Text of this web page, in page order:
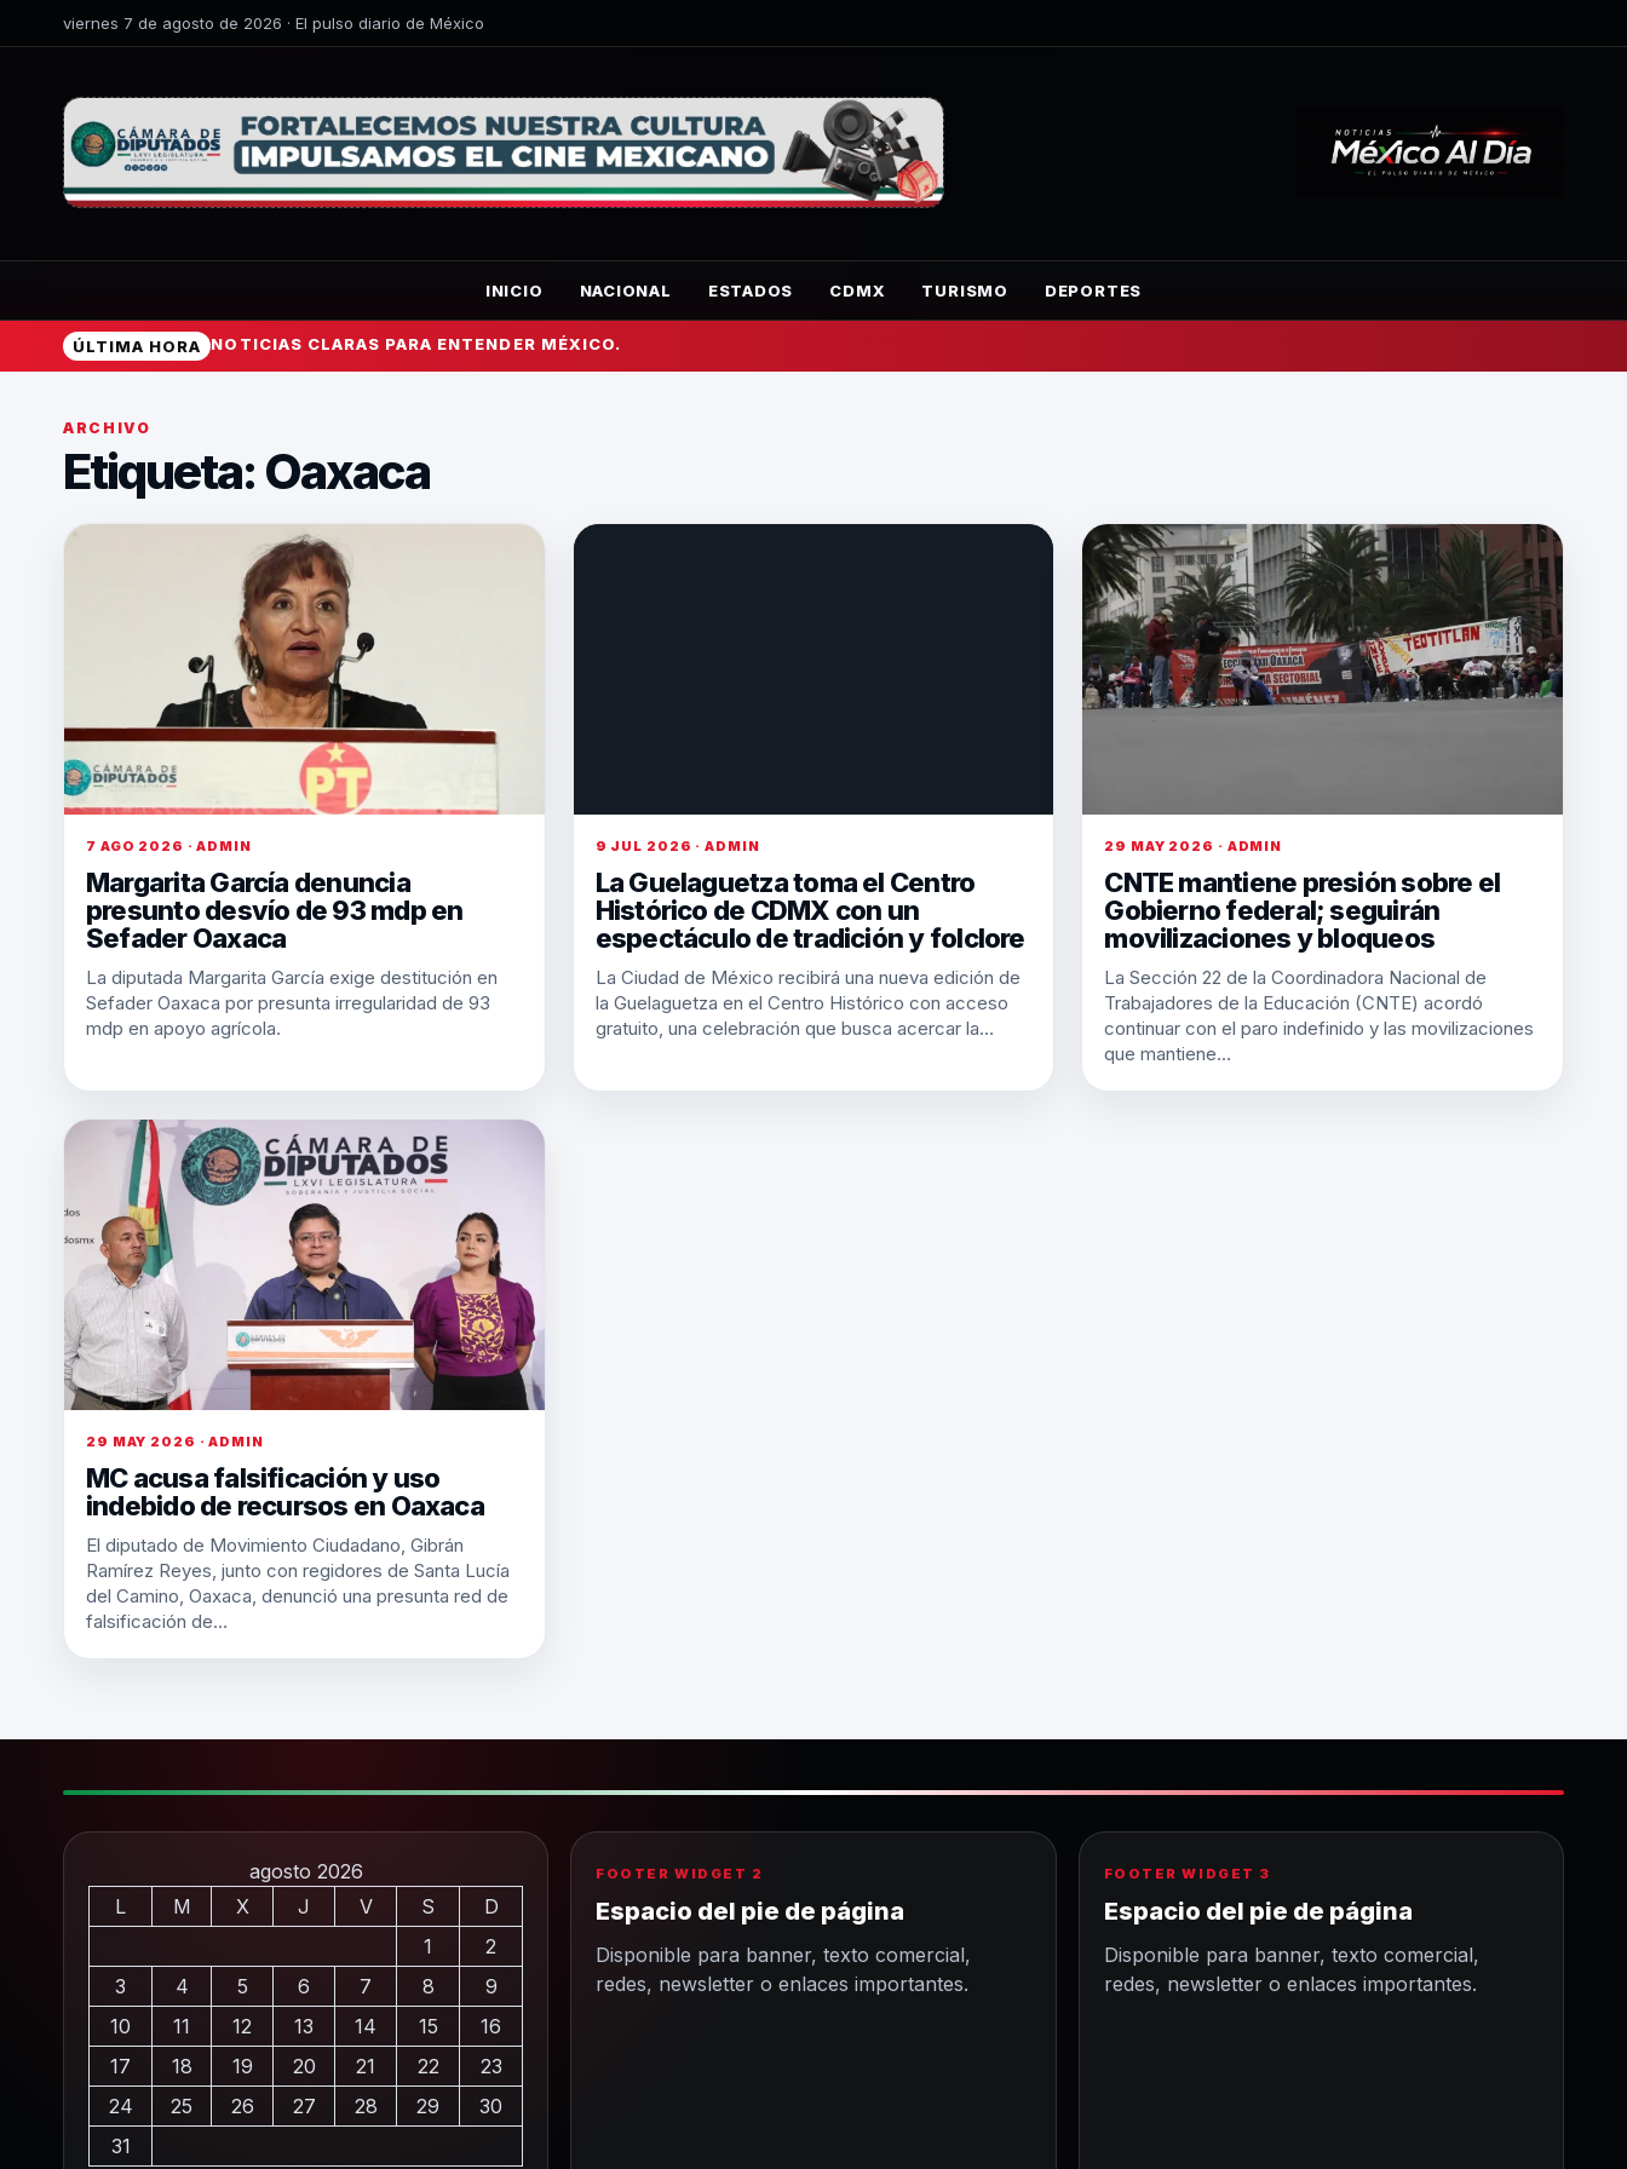
viernes 7 de agosto de 2026 · El pulso diario de México
INICIO NACIONAL ESTADOS CDMX TURISMO DEPORTES
ÚLTIMA HORA NOTICIAS CLARAS PARA ENTENDER MÉXICO.
ARCHIVO
Etiqueta: Oaxaca
7 AGO 2026 · ADMIN
Margarita García denuncia
presunto desvío de 93 mdp en
Sefader Oaxaca
La diputada Margarita García exige destitución en
Sefader Oaxaca por presunta irregularidad de 93
mdp en apoyo agrícola.
9 JUL 2026 · ADMIN
La Guelaguetza toma el Centro
Histórico de CDMX con un
espectáculo de tradición y folclore
La Ciudad de México recibirá una nueva edición de
la Guelaguetza en el Centro Histórico con acceso
gratuito, una celebración que busca acercar la…
29 MAY 2026 · ADMIN
CNTE mantiene presión sobre el
Gobierno federal; seguirán
movilizaciones y bloqueos
La Sección 22 de la Coordinadora Nacional de
Trabajadores de la Educación (CNTE) acordó
continuar con el paro indefinido y las movilizaciones
que mantiene…
29 MAY 2026 · ADMIN
MC acusa falsificación y uso
indebido de recursos en Oaxaca
El diputado de Movimiento Ciudadano, Gibrán
Ramírez Reyes, junto con regidores de Santa Lucía
del Camino, Oaxaca, denunció una presunta red de
falsificación de…
agosto 2026
L
M X J V S
D
1
2
3
4 5 6 7 8
9
10
11 12 13 14 15
16
17
18 19 20 21 22
23
24
25 26 27 28 29
30
31
FOOTER WIDGET 2
Espacio del pie de página
Disponible para banner, texto comercial,
redes, newsletter o enlaces importantes.
FOOTER WIDGET 3
Espacio del pie de página
Disponible para banner, texto comercial,
redes, newsletter o enlaces importantes.